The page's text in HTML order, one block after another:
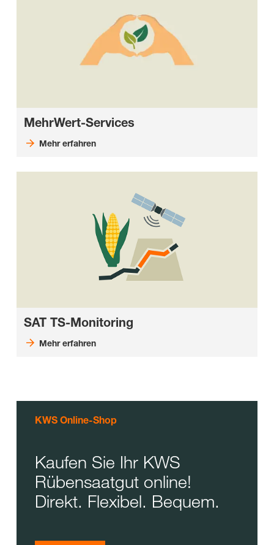
MehrWert-Services
Mehr erfahren
SAT TS-Monitoring
Mehr erfahren
KWS Online-Shop
Kaufen Sie Ihr KWS
Rübensaatgut online!
Direkt. Flexibel. Bequem.